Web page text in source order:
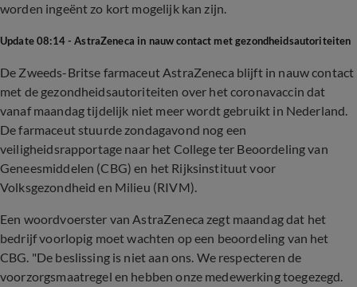
worden ingeënt zo kort mogelijk kan zijn.
Update 08:14 - AstraZeneca in nauw contact met gezondheidsautoriteiten
De Zweeds-Britse farmaceut AstraZeneca blijft in nauw contact
met de gezondheidsautoriteiten over het coronavaccin dat
vanaf maandag tijdelijk niet meer wordt gebruikt in Nederland.
De farmaceut stuurde zondagavond nog een
veiligheidsrapportage naar het College ter Beoordeling van
Geneesmiddelen (CBG) en het Rijksinstituut voor
Volksgezondheid en Milieu (RIVM).
Een woordvoerster van AstraZeneca zegt maandag dat het
bedrijf voorlopig moet wachten op een beoordeling van het
CBG. "De beslissing is niet aan ons. We respecteren de
voorzorgsmaatregel en hebben onze medewerking toegezegd.